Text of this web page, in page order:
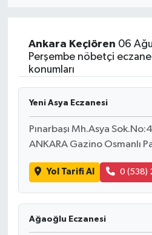
Ankara Keçiören 06
Perşembe nöbetçi
konumları
Yeni Asya Eczanesi
Pınarbaşı Mh.Asya
ANKARA Gazino Osmanlı
Yol Tarifi Al 0 (538)
Ağaoğlu Eczanesi
Sağlık
Magazin
Gündem
Kültür & Sanat
Teknoloji